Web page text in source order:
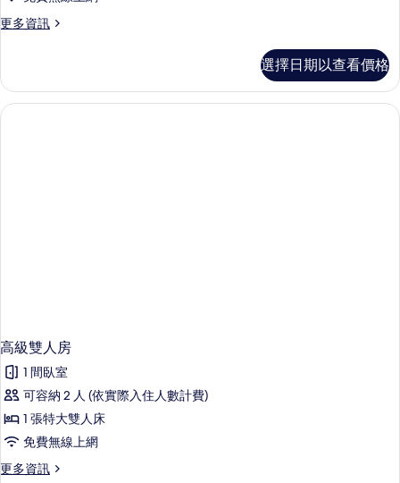
更多資訊
更
雙
人
房
選擇日期以查看價格
高級雙人房
1 間臥室
可容納 2 人 (依實際入住人數計費)
1 張特大雙人床
免費無線上網
更多資訊
更